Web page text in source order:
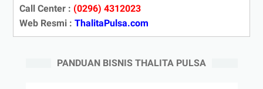
Call Center : (0296) 4312023
Web Resmi : ThalitaPulsa.com
PANDUAN BISNIS THALITA PULSA